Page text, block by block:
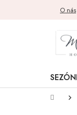
O nás